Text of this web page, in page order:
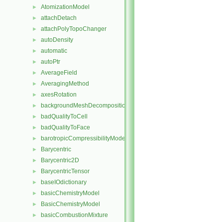
► AtomizationModel
► attachDetach
► attachPolyTopoChanger
► autoDensity
► automatic
► autoPtr
► AverageField
► AveragingMethod
► axesRotation
► backgroundMeshDecomposition
► badQualityToCell
► badQualityToFace
► barotropicCompressibilityModel
► Barycentric
► Barycentric2D
► BarycentricTensor
► baseIOdictionary
► basicChemistryModel
► BasicChemistryModel
►
basicCombustionMixture